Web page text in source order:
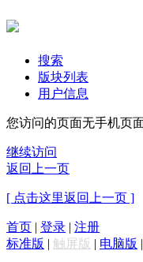
搜索
版块列表
用户信息
您访问的页面无手机页
继续访问
返回上一页
[ 点击这里返回上一页 ]
首页 | 登录 | 注册
标准版 | 触屏版 | 电脑版 |